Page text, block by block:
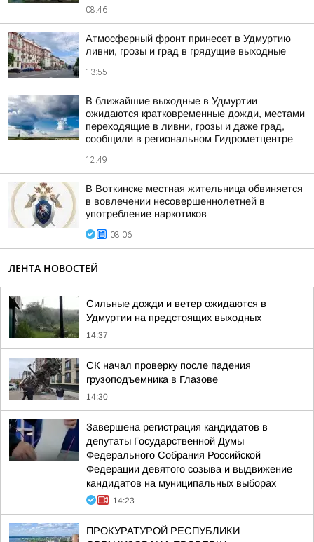
08:46
Атмосферный фронт принесет в Удмуртию
ливни, грозы и град в грядущие выходные
13:55
В ближайшие выходные в Удмуртии
ожидаются кратковременные дожди, местами
переходящие в ливни, грозы и даже град,
сообщили в региональном Гидрометцентре
12:49
В Воткинске местная жительница обвиняется
в вовлечении несовершеннолетней в
употребление наркотиков
08:06
ЛЕНТА НОВОСТЕЙ
Сильные дожди и ветер ожидаются в
Удмуртии на предстоящих выходных
14:37
СК начал проверку после падения
грузоподъемника в Глазове
14:30
Завершена регистрация кандидатов в
депутаты Государственной Думы
Федерального Собрания Российской
Федерации девятого созыва и выдвижение
кандидатов на муниципальных выборах
14:23
ПРОКУРАТУРОЙ РЕСПУБЛИКИ